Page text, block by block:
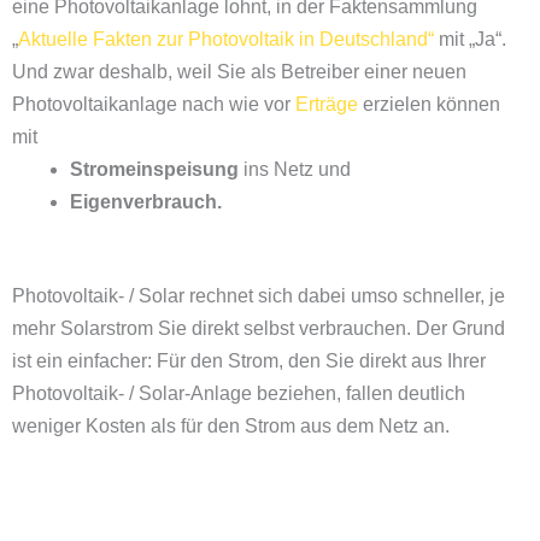
eine Photovoltaikanlage lohnt, in der Faktensammlung
„Aktuelle Fakten zur Photovoltaik in Deutschland“ mit „Ja“.
Und zwar deshalb, weil Sie als Betreiber einer neuen
Photovoltaikanlage nach wie vor Erträge erzielen können
mit
Stromeinspeisung ins Netz und
Eigenverbrauch.
Photovoltaik- / Solar rechnet sich dabei umso schneller, je
mehr Solarstrom Sie direkt selbst verbrauchen. Der Grund
ist ein einfacher: Für den Strom, den Sie direkt aus Ihrer
Photovoltaik- / Solar-Anlage beziehen, fallen deutlich
weniger Kosten als für den Strom aus dem Netz an.